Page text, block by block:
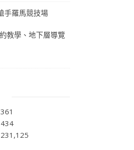
手羅馬競技場
教學、地下層導覽
361
434
231,125